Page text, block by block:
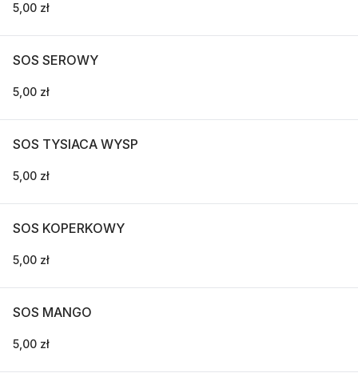
5,00 zł
SOS SEROWY
5,00 zł
SOS TYSIACA WYSP
5,00 zł
SOS KOPERKOWY
5,00 zł
SOS MANGO
5,00 zł